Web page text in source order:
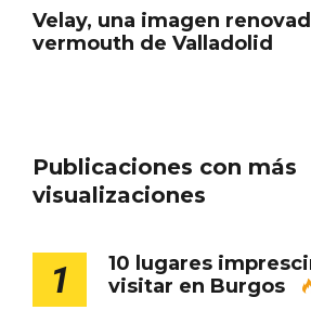
Velay, una imagen
vermouth de Valladolid
Publicaciones con más
visualizaciones
1
10 lugares
visitar en Burgos